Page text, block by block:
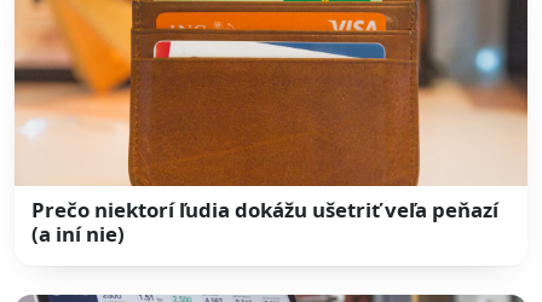
Prečo niektorí ľudia dokážu ušetriť veľa peňazí
(a iní nie)